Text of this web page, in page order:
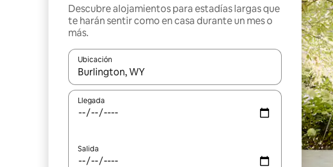
Descubre alojamientos para estadías largas que
te harán sentir como en casa durante un mes o
más.
Ubicación
Cuando los resultados estén disponibles, navega con las teclas
Llegada
Salida